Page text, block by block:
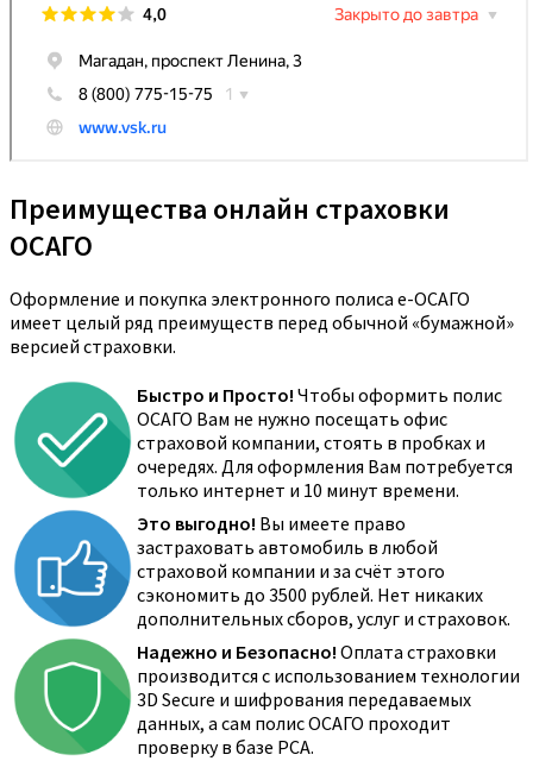
Преимущества онлайн страховки
ОСАГО
Оформление и покупка электронного полиса е-ОСАГО
имеет целый ряд преимуществ перед обычной «бумажной»
версией страховки.
Быстро и Просто! Чтобы оформить полис
ОСАГО Вам не нужно посещать офис
страховой компании, стоять в пробках и
очередях. Для оформления Вам потребуется
только интернет и 10 минут времени.
Это выгодно! Вы имеете право
застраховать автомобиль в любой
страховой компании и за счёт этого
сэкономить до 3500 рублей. Нет никаких
дополнительных сборов, услуг и страховок.
Надежно и Безопасно! Оплата страховки
производится с использованием технологии
3D Secure и шифрования передаваемых
данных, а сам полис ОСАГО проходит
проверку в базе РСА.